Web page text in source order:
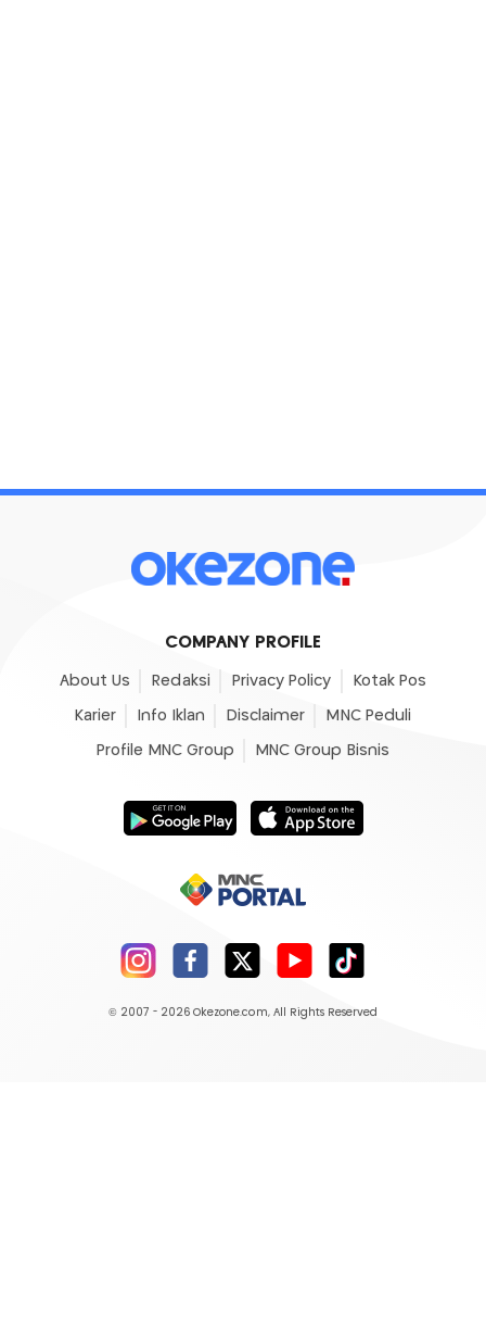
COMPANY PROFILE
About Us Redaksi Privacy Policy Kotak Pos
Karier Info Iklan Disclaimer MNC Peduli
Profile MNC Group MNC Group Bisnis
© 2007 - 2026 Okezone.com, All Rights Reserved